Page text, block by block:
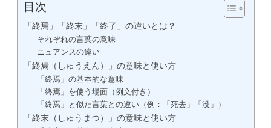
目次
「終焉」「終末」「終了」の違いとは？
それぞれの言葉の意味
ニュアンスの違い
「終焉（しゅうえん）」の意味と使い方
「終焉」の基本的な意味
「終焉」を使う場面（例文付き）
「終焉」と似た言葉との違い（例：「死去」「没」）
「終末（しゅうまつ）」の意味と使い方